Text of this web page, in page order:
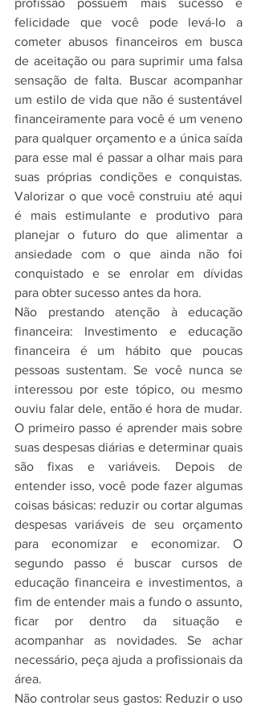
felicidade que você pode levá-lo a
cometer abusos financeiros em busca
de aceitação ou para suprimir uma falsa
sensação de falta. Buscar acompanhar
um estilo de vida que não é sustentável
financeiramente para você é um veneno
para qualquer orçamento e a única saída
para esse mal é passar a olhar mais para
suas próprias condições e conquistas.
Valorizar o que você construiu até aqui
é mais estimulante e produtivo para
planejar o futuro do que alimentar a
ansiedade com o que ainda não foi
conquistado e se enrolar em dívidas
para obter sucesso antes da hora.
Não prestando atenção à educação
financeira: Investimento e educação
financeira é um hábito que poucas
pessoas sustentam. Se você nunca se
interessou por este tópico, ou mesmo
ouviu falar dele, então é hora de mudar.
O primeiro passo é aprender mais sobre
suas despesas diárias e determinar quais
são fixas e variáveis. Depois de
entender isso, você pode fazer algumas
coisas básicas: reduzir ou cortar algumas
despesas variáveis ​​de seu orçamento
para economizar e economizar. O
segundo passo é buscar cursos de
educação financeira e investimentos, a
fim de entender mais a fundo o assunto,
ficar por dentro da situação e
acompanhar as novidades. Se achar
necessário, peça ajuda a profissionais da
área.
Não controlar seus gastos: Reduzir o uso